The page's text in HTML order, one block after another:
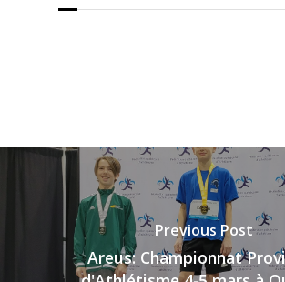
Previous Post
Areus: Championnat